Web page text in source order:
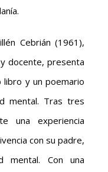
Cebrián (1961),
docente, presenta
libro y un poemario
mental. Tras tres
una experiencia
con su padre,
mental. Con una